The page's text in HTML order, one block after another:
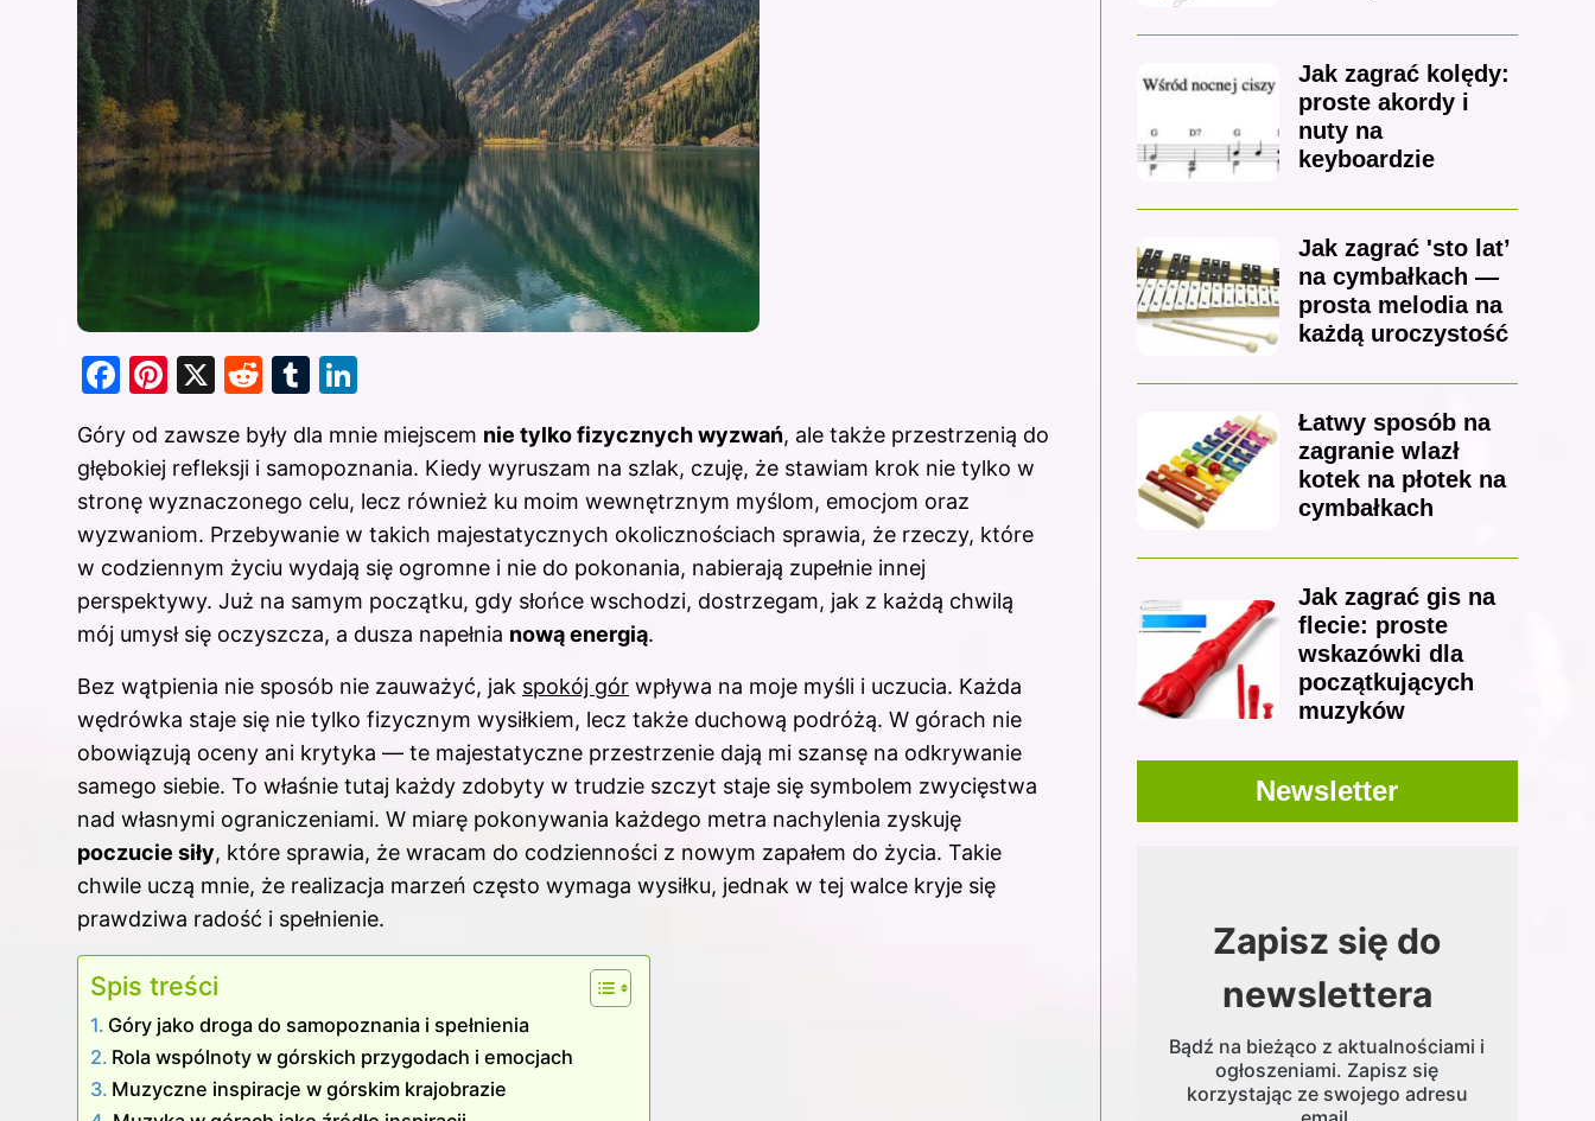
F
c
e
b
o
o
k
Pi
er
e
st
X
R
d
di
t
T
m
bl
r
k
e
dI
n
Góry od zawsze były dla mnie miejscem nie tylko fizycznych wyzwań, ale także przestrzenią do
głębokiej refleksji i samopoznania. Kiedy wyruszam na szlak, czuję, że stawiam krok nie tylko w
stronę wyznaczonego celu, lecz również ku moim wewnętrznym myślom, emocjom oraz
wyzwaniom. Przebywanie w takich majestatycznych okolicznościach sprawia, że rzeczy, które
w codziennym życiu wydają się ogromne i nie do pokonania, nabierają zupełnie innej
perspektywy. Już na samym początku, gdy słońce wschodzi, dostrzegam, jak z każdą chwilą
mój umysł się oczyszcza, a dusza napełnia nową energią.
Bez wątpienia nie sposób nie zauważyć, jak spokój gór wpływa na moje myśli i uczucia. Każda
wędrówka staje się nie tylko fizycznym wysiłkiem, lecz także duchową podróżą. W górach nie
obowiązują oceny ani krytyka — te majestatyczne przestrzenie dają mi szansę na odkrywanie
samego siebie. To właśnie tutaj każdy zdobyty w trudzie szczyt staje się symbolem zwycięstwa
nad własnymi ograniczeniami. W miarę pokonywania każdego metra nachylenia zyskuję
poczucie siły, które sprawia, że wracam do codzienności z nowym zapałem do życia. Takie
chwile uczą mnie, że realizacja marzeń często wymaga wysiłku, jednak w tej walce kryje się
prawdziwa radość i spełnienie.
Spis treści
Góry jako droga do samopoznania i spełnienia
Rola wspólnoty w górskich przygodach i emocjach
Muzyczne inspiracje w górskim krajobrazie
Jak zagrać kolędy:
proste akordy i
nuty na
keyboardzie
Jak zagrać 'sto lat’
na cymbałkach —
prosta melodia na
każdą uroczystość
Łatwy sposób na
zagranie wlazł
kotek na płotek na
cymbałkach
Jak zagrać gis na
flecie: proste
wskazówki dla
początkujących
muzyków
Newsletter
Zapisz się do
newslettera
Bądź na bieżąco z aktualnościami i
ogłoszeniami. Zapisz się
korzystając ze swojego adresu